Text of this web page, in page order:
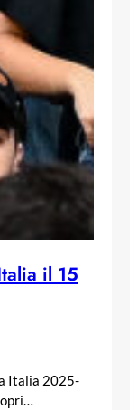
il 15
Italia 2025-